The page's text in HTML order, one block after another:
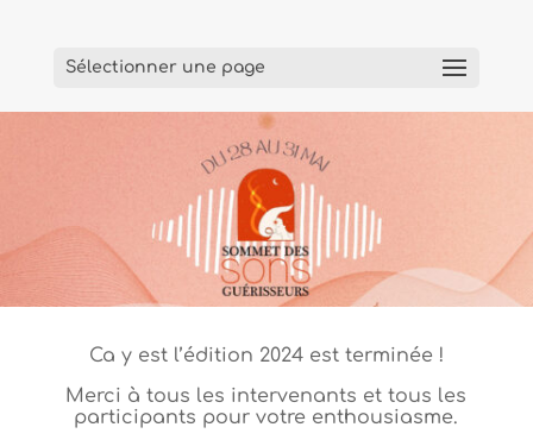
Sélectionner une page
Ca y est l’édition 2024 est terminée !
Merci à tous les intervenants et tous les
participants pour votre enthousiasme.